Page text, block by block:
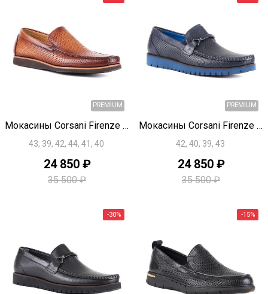
-30%
Быстрый просмотр Мокасины Corsani Firenze U1837
43, 39, 42, 44, 41, 40
24 850 ₽
35 500 ₽
Быстрый просмотр Мокасины Corsani Firenze U1836
42, 40, 39, 43
24 850 ₽
35 500 ₽